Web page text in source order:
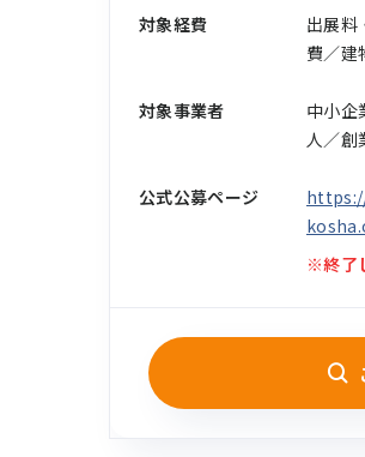
対象経費
出展料
費／建
対象事業者
中小企
人／創
公式公募ページ
※終了